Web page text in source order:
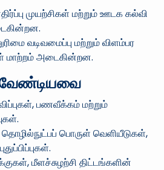
முயற்சிகள் மற்றும் ஊடக கல்வி
வடிவமைப்பு மற்றும் விளம்பர
மாற்றம் அடைகின்றன.
பணவீக்கம் மற்றும்
பொருள் வெளியீடுகள்,
மீளச்சுழற்சி திட்டங்களின்